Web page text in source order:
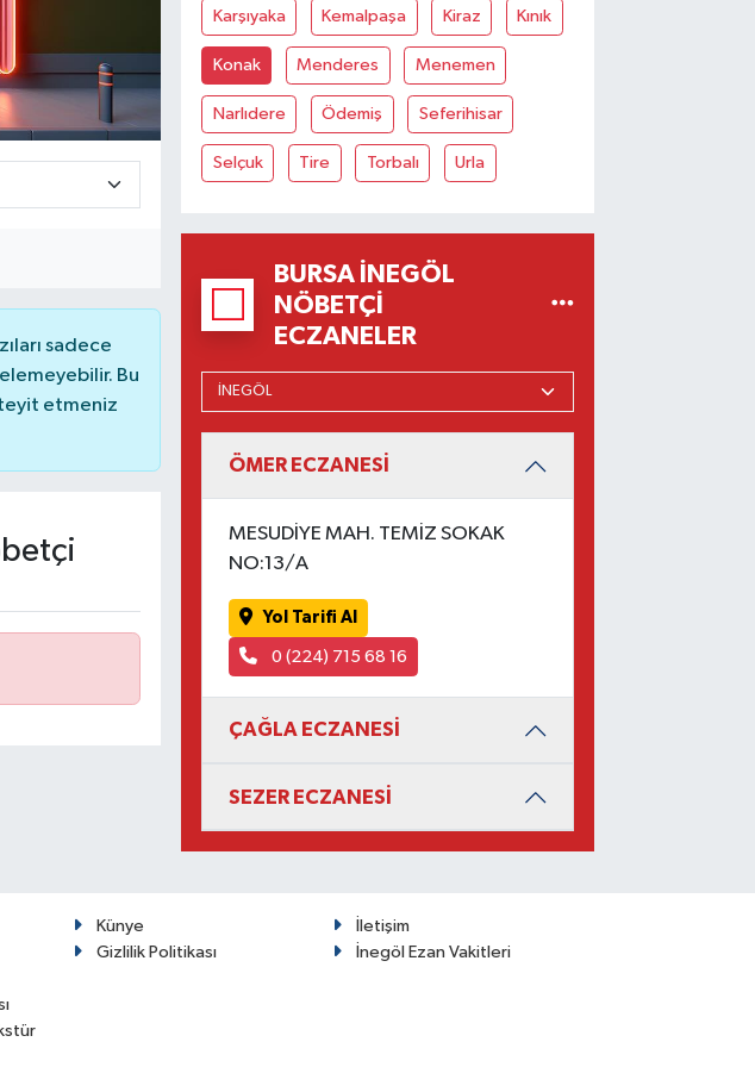
sadece
Bu
teyit etmeniz
Karşıyaka Kemalpaşa Kiraz Kınık
Konak Menderes Menemen
Narlıdere Ödemiş Seferihisar
Selçuk Tire Torbalı Urla
BURSA İNEGÖL
NÖBETÇI
ECZANELER
ÖMER ECZANESİ
MESUDİYE MAH. TEMİZ SOKAK
NO:13/A
Yol Tarifi Al
0 (224) 715 68 16
ÇAĞLA ECZANESİ
SEZER ECZANESİ
Künye
İletişim
Gizlilik Politikası
İnegöl Ezan Vakitleri